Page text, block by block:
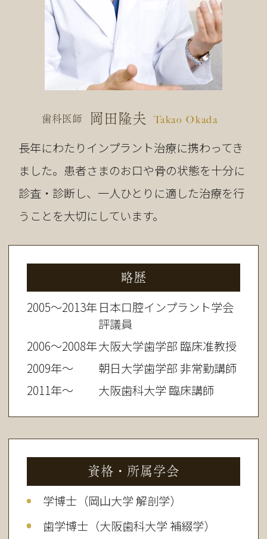
歯科医師 岡田隆夫 Takao Okada
長年にわたりインプラント治療に携わってき
ました。患者さまのお口や骨の状態を十分に
診査・診断し、一人ひとりに適した治療を行
うことを大切にしています。
略歴
2005～2013年日本口腔インプラント学会
評議員
2006～2008年大阪大学歯学部 臨床准教授
2009年～
朝日大学歯学部 非常勤講師
2011年～
大阪歯科大学 臨床講師
資格・所属学会
学博士（岡山大学 解剖学）
歯学博士（大阪歯科大学 補綴学）